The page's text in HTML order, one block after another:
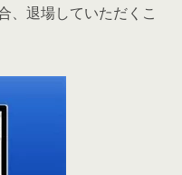
退場していただくこ